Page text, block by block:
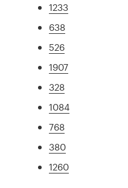
1233
638
526
1907
328
1084
768
380
1260